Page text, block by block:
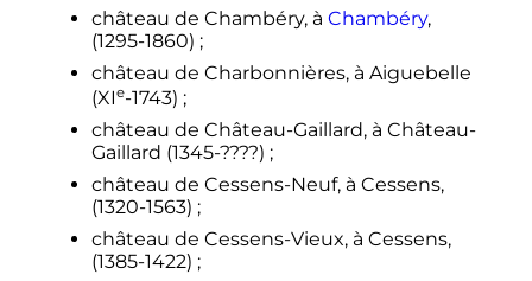
château de Chambéry, à Chambéry,
(1295-1860) ;
château de Charbonnières, à Aiguebelle
(XIe-1743) ;
château de Château-Gaillard, à Château-
Gaillard (1345-????) ;
château de Cessens-Neuf, à Cessens,
(1320-1563) ;
château de Cessens-Vieux, à Cessens,
(1385-1422) ;